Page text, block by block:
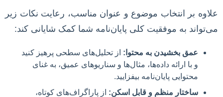
علاوه بر انتخاب موضوع و عنوان مناسب، رعایت نکات زیر
می‌تواند به موفقیت کلی پایان‌نامه شما کمک شایانی کند:
عمق بخشیدن به محتوا: از تحلیل‌های سطحی پرهیز کنید
و با ارائه داده‌ها، مثال‌ها و سناریوهای عمیق، به غنای
محتوایی پایان‌نامه بیفزایید.
ساختار منظم و قابل اسکن: از پاراگراف‌های کوتاه،